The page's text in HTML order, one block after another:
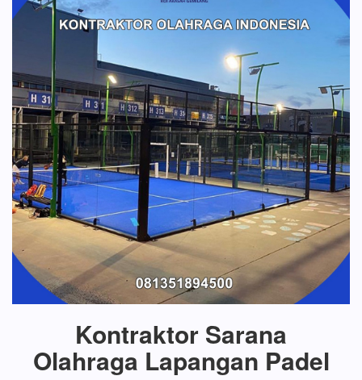
Kontraktor Sarana
Olahraga Lapangan Padel